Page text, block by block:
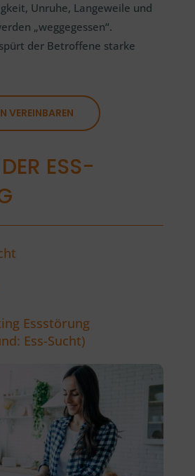
Unruhe, Langeweile und
„weggegessen“.
der Betroffene starke
VEREINBAREN
ESS-
Essstörung
Ess-Sucht)